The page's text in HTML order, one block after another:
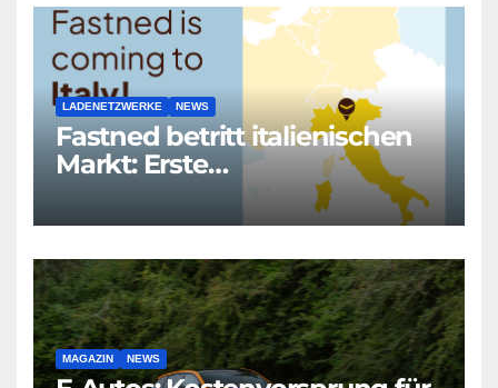
LADENETZWERKE NEWS
Fastned betritt italienischen
Markt: Erste
Schnellladestation an
verkehrsreicher Autobahn
MAGAZIN NEWS